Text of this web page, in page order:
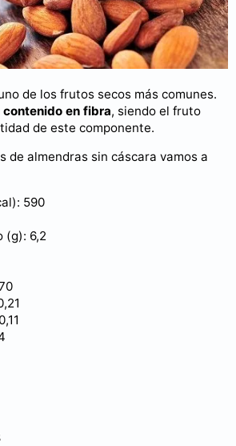
de los frutos secos más comunes.
en fibra, siendo el fruto
de este componente.
de almendras sin cáscara vamos a
590
(g): 6,2